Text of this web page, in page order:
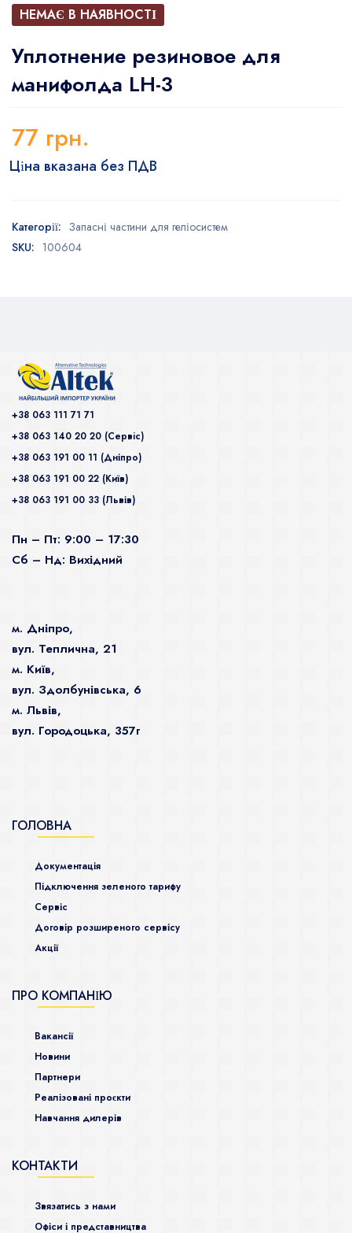
НЕМАЄ В НАЯВНОСТІ
Уплотнение резиновое для
манифолда LH-3
77 грн.
Ціна вказана без ПДВ
Категорії: Запасні частини для геліосистем
SKU: 100604
+38 063 111 71 71
+38 063 140 20 20 (Сервiс)
+38 063 191 00 11 (Дніпро)
+38 063 191 00 22 (Київ)
+38 063 191 00 33 (Львів)
Пн – Пт: 9:00 – 17:30
Сб – Нд: Вихідний
м. Дніпро,
вул. Теплична, 21
м. Київ,
вул. Здолбунівська, 6
м. Львів,
вул. Городоцька, 357г
ГОЛОВНА
Документація
Підключення зеленого тарифу
Сервіс
Договір розширеного сервісу
Акції
ПРО КОМПАНІЮ
Ваканcії
Новини
Партнери
Реалізовані проєкти
Навчання дилерів
КОНТАКТИ
Звязатись з нами
Офіси і представництва